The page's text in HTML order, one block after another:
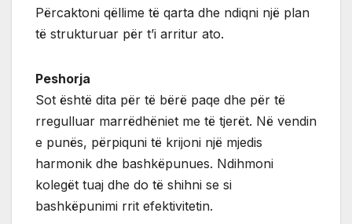
Përcaktoni qëllime të qarta dhe ndiqni një plan
të strukturuar për t’i arritur ato.
Peshorja
Sot është dita për të bërë paqe dhe për të
rregulluar marrëdhëniet me të tjerët. Në vendin
e punës, përpiquni të krijoni një mjedis
harmonik dhe bashkëpunues. Ndihmoni
kolegët tuaj dhe do të shihni se si
bashkëpunimi rrit efektivitetin.